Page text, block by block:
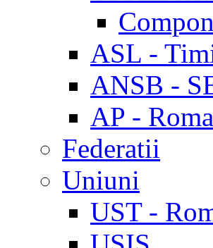
ASL -
ANSB -
AP -
Federatii
Uniuni
UST -